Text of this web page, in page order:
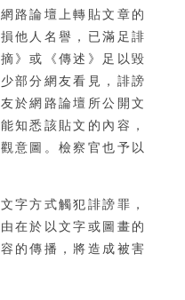
路論壇上轉貼文章的
他人名譽，已滿足誹
》或《傳述》足以毀
部分網友看見，誹謗
於網路論壇所公開文
知悉該貼文的內容，
意圖。檢察官也予以
字方式觸犯誹謗罪，
在於以文字或圖畫的
的傳播，將造成被害